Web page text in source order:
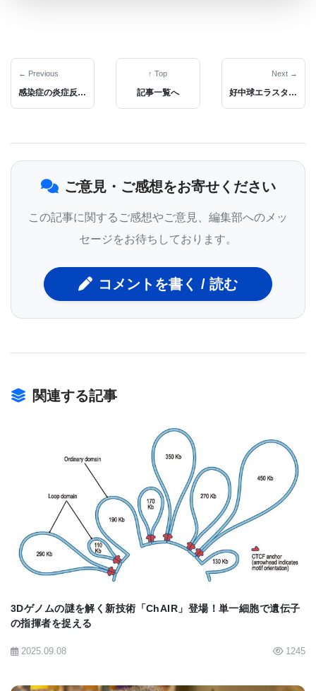
ェクトでは、ゲノム上の約50万箇所のDNAメチル化
と呼ばれるエピジェネティックな痕跡を調べた。エ
のオン・オフをコントロールするもので、人体を構
成するさまざまな細胞タイプや組織において、必要
に応じて遺伝子の挙動が異なることを意味する。重
要なことは、エピジェネティックなプロセスは、遺
伝子とは異なり、環境要因によって影響を受ける可
セスは可逆的であり、新しい治療法につながる可能
性がある。
て、DNAメチル化の量を、アルツハイマー病の重症
研究チームは、アルツハイマー病で影響を受ける脳
のさまざまな領域を調べてから、これらの皮質領域
に共通する変化を探した。その結果、新たにアルツ
ハイマー病と関連した84の遺伝子を含む220のゲノ
ム部位を特定し、その中で、アルツハイマー病が重
症化した人の大脳皮質では、小脳と呼ばれる脳の別
の部位では見られない、異なるレベルのDNAメチル
化が見られたのだ。
← Previous
感染症の炎症反応からメタボリックシンドロームの人を保護できるかもしれない2種類のペプチドが開発された
↑ Top
記事一覧へ
Next →
好中球エラスターゼが癌細胞を選択的に死滅させ、腫瘍の発生を抑制することを発見。
ご意見・ご感想をお寄せください
この記事に関するご感想やご意見、編集部へのメッ
セージをお待ちしております。
コメントを書く / 読む
関連する記事
BIOMARKET JP
3Dゲノムの謎を解く新技術「ChAIR」登場！単一細胞で遺伝子
の指揮者を捉える
2025.09.08 1245